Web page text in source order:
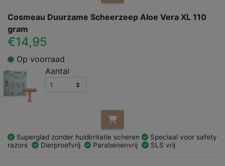
Cosmeau Duurzame Scheerzeep Aloe Vera XL 110
gram
€14,95
Op voorraad
Aantal
Superglad zonder huidirritatie scheren
Speciaal voor safety
razors
Dierproefvrij Parabenenvrij SLS vrij